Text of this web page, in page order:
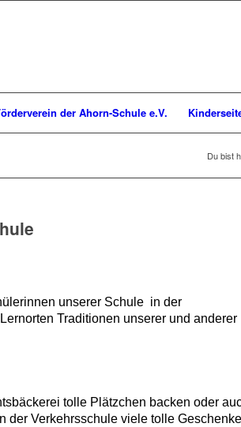
der Ahorn-Schule e.V.
Du bist
unserer Schule in der
Traditionen unserer und anderer
tolle Plätzchen backen oder
der Verkehrsschule viele tolle